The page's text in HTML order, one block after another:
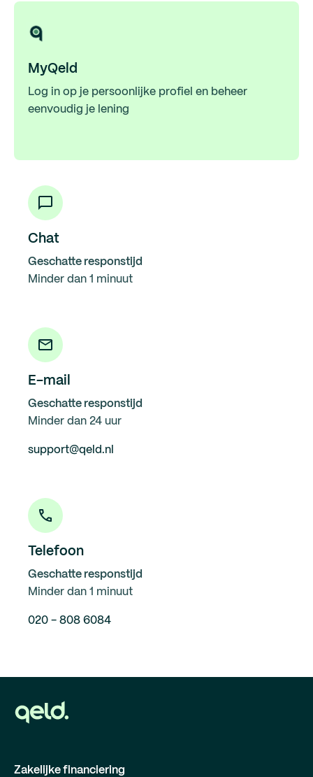
MyQeld
Log in op je persoonlijke profiel en beheer
eenvoudig je lening
Chat
Geschatte responstijd
Minder dan 1 minuut
E-mail
Geschatte responstijd
Minder dan 24 uur
support@qeld.nl
Telefoon
Geschatte responstijd
Minder dan 1 minuut
020 - 808 6084
Zakelijke financiering